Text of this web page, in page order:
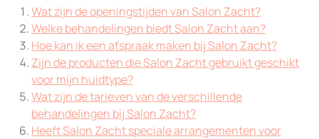
Wat zijn de openingstijden van Salon Zacht?
Welke behandelingen biedt Salon Zacht aan?
Hoe kan ik een afspraak maken bij Salon Zacht?
Zijn de producten die Salon Zacht gebruikt geschikt
voor mijn huidtype?
Wat zijn de tarieven van de verschillende
behandelingen bij Salon Zacht?
Heeft Salon Zacht speciale arrangementen voor